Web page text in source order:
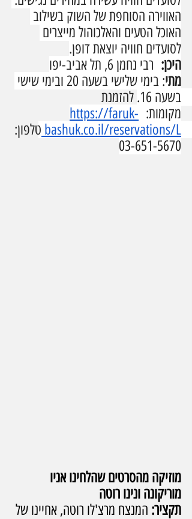
האווירה הסוחפת של השוק בשילוב
האוכל הטעים והאלכוהול מייצרים
לסועדים חוויה יוצאת דופן.
היכן: רבי נחמן 6, תל אביב-יפו
מתי
: בימי שלישי בשעה 20 ובימי שישי
בשעה 16. להזמנת
מקומות: https://faruk-
bashuk.co.il/reservations/L טלפון:
03-651-5670
מוזיקה מהסרטים שהלחינו אניו
מוריקונה ונינו רוטה
תקציר: המנצח מרצ'לו רוטה, אחיינו של